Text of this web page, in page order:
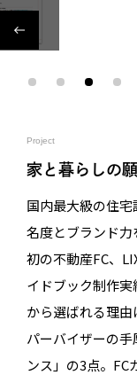
Project
家と暮らしの
国内最大級の住
名度とブランド
初の不動産FC、
イドブック制作
から選ばれる理
パーバイザーの
ンス」の3点。FC